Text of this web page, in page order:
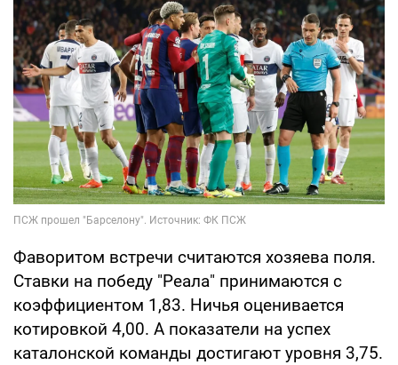
Фаворитом встречи считаются хозяева поля.
Ставки на победу "Реала" принимаются с
коэффициентом 1,83. Ничья оценивается
котировкой 4,00. А показатели на успех
каталонской команды достигают уровня 3,75.